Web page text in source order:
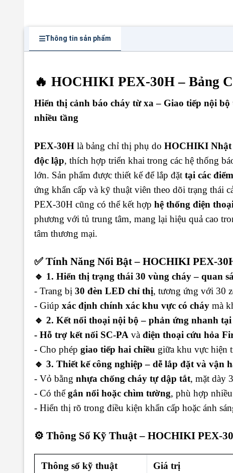
Thông tin sản phẩm
🔥 HOCHIKI PEX-30H – Bảng
Hiển thị cảnh báo cháy từ xa – Giao tiếp nội
nhiều tầng
PEX-30H là bảng chỉ thị phụ do HOCHIKI Nhật
độc lập, thích hợp triển khai trong các hệ thống
lớn. Sản phẩm được thiết kế để lắp đặt tại các
ứng khẩn cấp và kỹ thuật viên theo dõi trạng thái
PEX-30H cũng có thể kết hợp hệ thống điện
phương với tủ trung tâm, mang lại hiệu quả cao
tâm thương mại.
✅ Tính Năng Nổi Bật – HOCHIKI PEX-
🔹 1. Hiển thị trạng thái 30 vùng cháy – quan
- Trang bị 30 đèn LED chỉ thị, tương ứng với 30
- Giúp xác định chính xác khu vực có cháy mà
🔹 2. Kết nối thoại nội bộ – phản ứng nhanh
- Hỗ trợ kết nối SC-PA và điện thoại cứu hỏa
- Cho phép giao tiếp hai chiều giữa khu vực hiện
🔹 3. Thiết kế công nghiệp – dễ lắp đặt và vận
- Vỏ bằng nhựa chống cháy tự dập tắt, mặt dày
- Có thểgắn nổi hoặc chìm tường, phù hợp
- Hiển thị rõ trong điều kiện khẩn cấp hoặc ánh
⚙️ Thông Số Kỹ Thuật – HOCHIKI PEX-
Thông số kỹ thuật Giá trị